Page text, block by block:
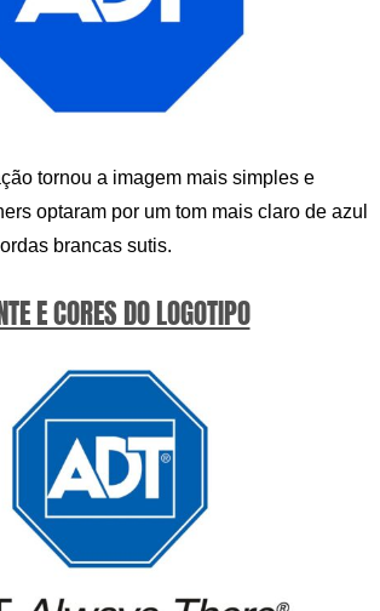
tornou a imagem mais simples e
optaram por um tom mais claro de azul
brancas sutis.
E CORES DO LOGOTIPO